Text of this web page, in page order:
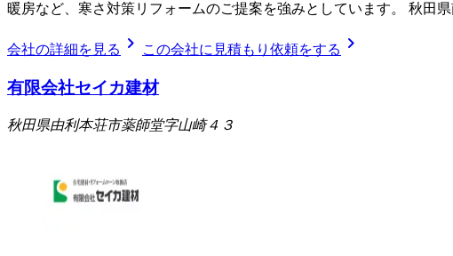
暖房など、寒さ対策リフォームのご提案を強みとしています。 秋田
会社の詳細を見る chevron_right この会社に見積もり依頼をする chevron_right
有限会社セイカ建材
秋田県由利本荘市薬師堂字山崎４３